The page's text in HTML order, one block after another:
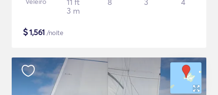
11 ft
3 m
8 3 4
$1,561 /noite